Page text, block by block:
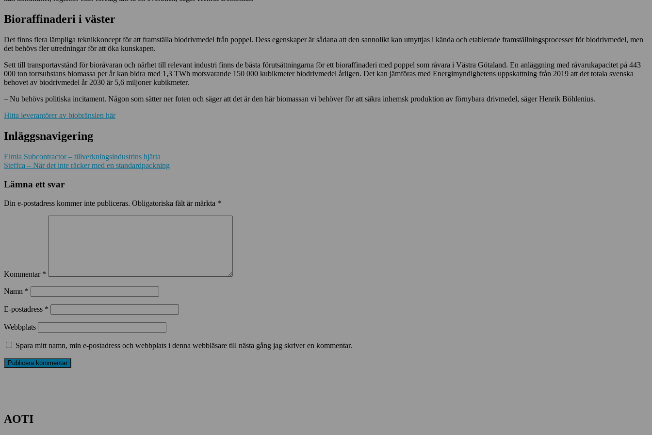
Bioraffinaderi i väster
Det finns flera lämpliga teknikkoncept för att framställa biodrivmedel från poppel. Dess egenskaper är sådana att den sannolikt kan utnyttjas i kända och etablerade framställningsprocesser för biodrivmedel, men
det behövs fler utredningar för att öka kunskapen.
Sett till transportavstånd för bioråvaran och närhet till relevant industri finns de bästa förutsättningarna för ett bioraffinaderi med poppel som råvara i Västra Götaland. En anläggning med råvarukapacitet på 443
000 ton torrsubstans biomassa per år kan bidra med 1,3 TWh motsvarande 150 000 kubikmeter biodrivmedel årligen. Det kan jämföras med Energimyndighetens uppskattning från 2019 att det totala svenska
behovet av biodrivmedel år 2030 är 5,6 miljoner kubikmeter.
– Nu behövs politiska incitament. Någon som sätter ner foten och säger att det är den här biomassan vi behöver för att säkra inhemsk produktion av förnybara drivmedel, säger Henrik Böhlenius.
Hitta leverantörer av biobränslen här
Inläggsnavigering
Elmia Subcontractor – tillverkningsindustrins hjärta
Steffca – När det inte räcker med en standardpackning
Lämna ett svar
Din e-postadress kommer inte publiceras. Obligatoriska fält är märkta *
Kommentar *
Namn *
E-postadress *
Webbplats
Spara mitt namn, min e-postadress och webbplats i denna webbläsare till nästa gång jag skriver en kommentar.
AOTI